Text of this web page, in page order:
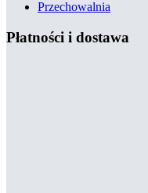
Przechowalnia
Płatności i dostawa